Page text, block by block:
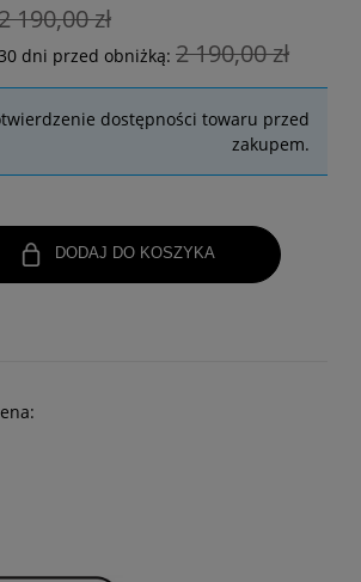
190,00 zł
dni przed obniżką: 2 190,00 zł
dostępności towaru przed
zakupem.
DODAJ DO KOSZYKA